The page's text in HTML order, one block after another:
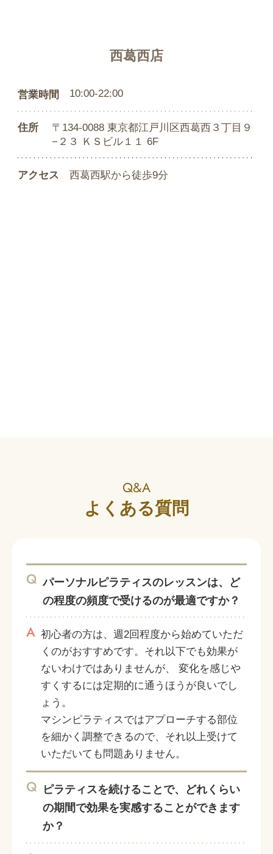
西葛西店
営業時間 10:00-22:00
住所
〒134-0088 東京都江戸川区西葛西３丁目９
−２３ ＫＳビル１１ 6F
アクセス 西葛西駅から徒歩9分
Q&A
よくある質問
Q パーソナルピラティスのレッスンは、ど
の程度の頻度で受けるのが最適ですか？
A 初心者の方は、週2回程度から始めていただ
くのがおすすめです。それ以下でも効果が
ないわけではありませんが、 変化を感じや
すくするには定期的に通うほうが良いでし
ょう。
マシンピラティスではアプローチする部位
を細かく調整できるので、それ以上受けて
いただいても問題ありません。
Q
ピラティスを続けることで、どれくらい
の期間で効果を実感することができます
か？